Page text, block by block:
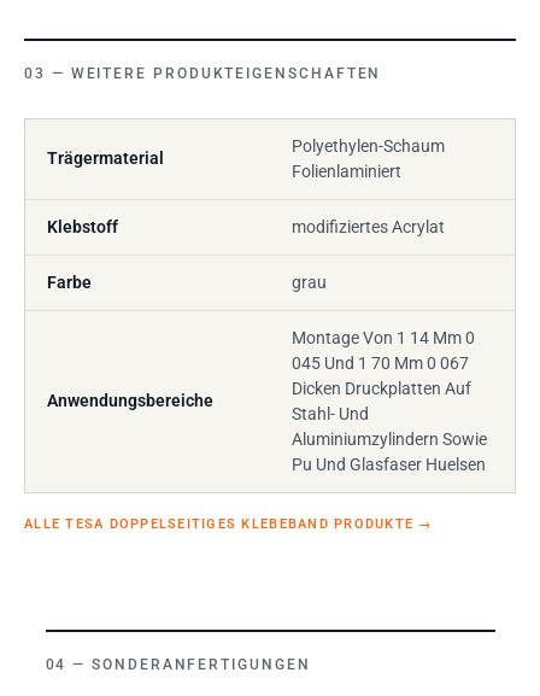
WEITERE PRODUKTEIGENSCHAFTEN
Trägermaterial
Polyethylen-Schaum
Folienlaminiert
Klebstoff modifiziertes Acrylat
Farbe grau
Anwendungsbereiche
Montage Von 1 14 Mm 0
045 Und 1 70 Mm 0 067
Dicken Druckplatten Auf
Stahl- Und
Aluminiumzylindern Sowie
Pu Und Glasfaser Huelsen
ALLE TESA DOPPELSEITIGES KLEBEBAND PRODUKTE →
SONDERANFERTIGUNGEN